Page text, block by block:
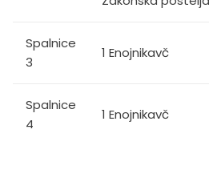
Spalnice
3
1 Enojnikavč
Spalnice
4
1 Enojnikavč